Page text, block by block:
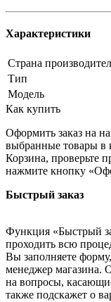
Характеристики
Страна
Тип
Модель
Как купить
Оформить заказ на
выбранные товары в
Корзина, проверьте
нажмите кнопку
Быстрый заказ
Функция «Быстрый
проходить всю
Вы заполняете
менеджер магазина.
на вопросы,
также подскажет о